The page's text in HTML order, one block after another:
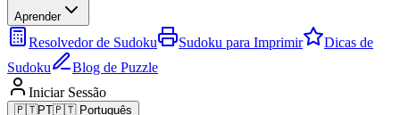
Aprender
Resolvedor de Sudoku Sudoku para Imprimir
Dicas de
Sudoku
Blog de Puzzle
Iniciar Sessão
🇵🇹PT🇵🇹 Português